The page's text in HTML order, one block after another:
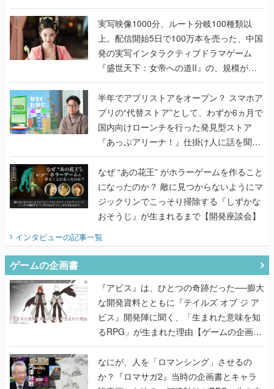
発の実写インタラクティブドラマゲーム
『盛世天下：女帝への道II』の、規模が違
うこだわりをプロデューサーに聞いた
半年でアプリストアをオープン？ スマホア
プリの“代替ストア”として、わずか6ヵ月で
国内向けローンチを行った発見型ストア
『あっぷアリーナ！』仕掛け人に話を聞い
てみた
なぜ “あの花王” がホラーゲームを作ること
になったのか？ 敵に見つからないようにマ
ジックリンでこっそり掃除する『しずかな
おそうじ』が生まれるまで【開発座談会】
インタビューの記事一覧
『アビス』は、ひとつの奇跡だった──膨大
な開発資料とともに『テイルズ オブ ジ ア
るRPG」が生まれた理由【ゲームの企画
書】
なにが、人を「ロマンシング」させるの
か？『ロマサガ2』当時の企画書とキャラ
設定画から迫る、河津秋敏がRPGに生み出
した「ロマン」の正体とは【ゲームの企画
書】